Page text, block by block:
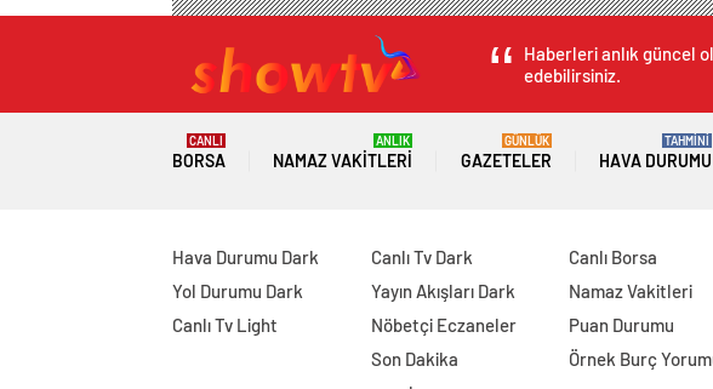
Haberleri anlık güncel
edebilirsiniz.
BORSA
CANLI
NAMAZ VAKITLERI
ANLIK
GAZETELER
GÜNLÜK
HAVA DURUMU
TAHMİNİ
Hava Durumu Dark
Yol Durumu Dark
Canlı Tv Light
Canlı Tv Dark
Yayın Akışları Dark
Nöbetçi Eczaneler
Son Dakika
Canlı Borsa
Namaz Vakitleri
Puan Durumu
Örnek Burç